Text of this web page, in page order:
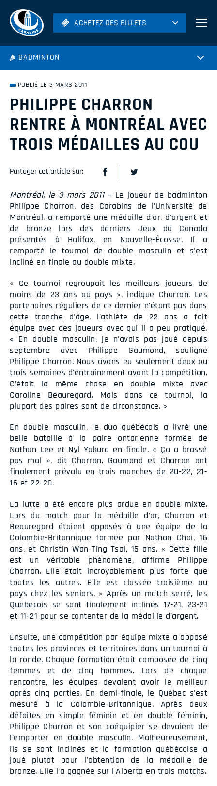
ACHETEZ DES BILLETS
Volleyball
ACHETEZ DES BILLETS
BADMINTON
PUBLIÉ LE 3 MARS 2011
PHILIPPE CHARRON
RENTRE À MONTRÉAL AVEC
TROIS MÉDAILLES AU COU
Partager cet article sur:
Montréal, le 3 mars 2011– Le joueur de badminton
Philippe Charron, des Carabins de l'Université de
Montréal, a remporté une médaille d'or, d'argent et
de bronze lors des derniers Jeux du Canada
présentés à Halifax, en Nouvelle-Écosse. Il a
remporté le tournoi de double masculin et s'est
incliné en finale au double mixte.
« Ce tournoi regroupait les meilleurs joueurs de
moins de 23 ans au pays », indique Charron. Les
partenaires réguliers de ce dernier n'étant pas dans
cette tranche d'âge, l'athlète de 22 ans a fait
équipe avec des joueurs avec qui il a peu pratiqué.
« En double masculin, je n'avais pas joué depuis
septembre avec Philippe Gaumond, souligne
Philippe Charron. Nous avons eu seulement deux ou
trois semaines d'entraînement avant la compétition.
C'était la même chose en double mixte avec
Caroline Beauregard. Mais dans ce tournoi, la
plupart des paires sont de circonstance. »
En double masculin, le duo québécois a livré une
belle bataille à la paire ontarienne formée de
Nathan Lee et Nyl Yakura en finale. « Ça a brassé
pas mal », dit Charron. Gaumond et Charron ont
finalement prévalu en trois manches de 20-22, 21-
16 et 22-20.
La lutte a été encore plus ardue en double mixte.
Lors du match pour la médaille d'or, Charron et
Beauregard étaient opposés à une équipe de la
Colombie-Britannique formée par Nathan Choi, 16
ans, et Christin Wan-Ting Tsai, 15 ans. « Cette fille
est un véritable phénomène, affirme Philippe
Charron. Elle était incroyablement plus forte que
toutes les autres. Elle est classée troisième au
pays chez les seniors. » Après un match serré, les
Québécois se sont finalement inclinés 17-21, 23-21
et 11-21 pour se contenter de la médaille d'argent.
Ensuite, une compétition par équipe mixte a opposé
toutes les provinces et territoires dans un tournoi à
la ronde. Chaque formation était composée de cinq
femmes et de cinq hommes. Lors de chaque
rencontre, les équipes devaient avoir le meilleur
après cinq parties. En demi-finale, le Québec s'est
mesuré à la Colombie-Britannique. Après deux
défaites en simple féminin et en double féminin,
Philippe Charron et son coéquipier se devaient de
l'emporter en double masculin. Malheureusement,
ils se sont inclinés et la formation québécoise a
joué plutôt pour l'obtention de la médaille de
bronze. Elle l'a gagnée sur l'Alberta en trois matchs.